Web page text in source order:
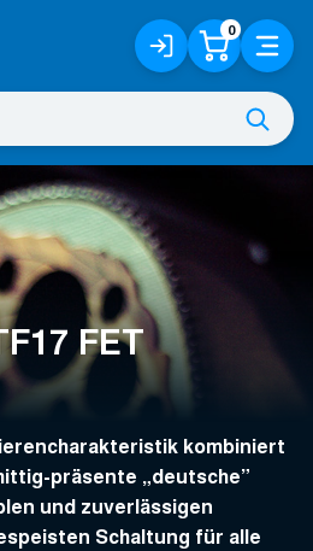
Anmelden
/
Registrieren
0 Menü
FET
kombiniert
präsente „deutsche”
und zuverlässigen
Schaltung für alle